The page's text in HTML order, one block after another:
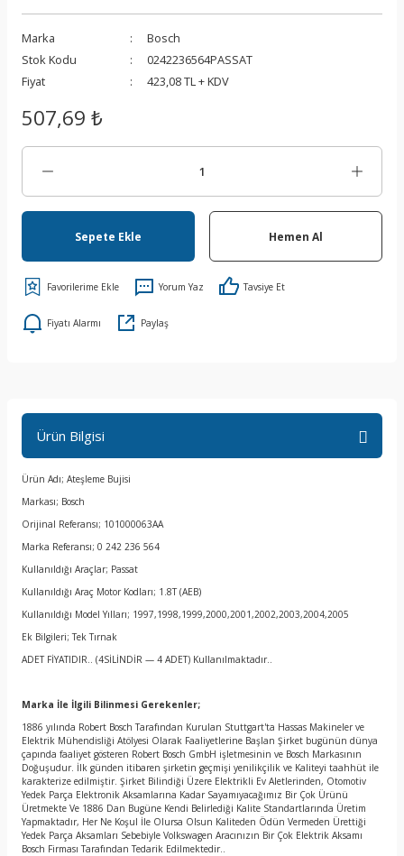
Marka
Bosch
Stok Kodu
0242236564PASSAT
Fiyat
423,08 TL + KDV
507,69 ₺
Sepete Ekle Hemen Al
Yorum Yaz Tavsiye Et
Fiyatı Alarmı Paylaş
Ürün Bilgisi
Ürün Adı; Ateşleme Bujisi
Markası; Bosch
Orijinal Referansı; 101000063AA
Marka Referansı; 0 242 236 564
Kullanıldığı Araçlar; Passat
Kullanıldığı Araç Motor Kodları; 1.8T (AEB)
Kullanıldığı Model Yılları; 1997,1998,1999,2000,2001,2002,2003,2004,2005
Ek Bilgileri; Tek Tırnak
ADET FİYATIDIR.. (4SİLİNDİR — 4 ADET) Kullanılmaktadır..
Marka İle İlgili Bilinmesi Gerekenler;
1886 yılında Robert Bosch Tarafından Kurulan Stuttgart'ta Hassas Makineler ve
Elektrik Mühendisliği Atölyesi Olarak Faaliyetlerine Başlan Şirket bugünün dünya
çapında faaliyet gösteren Robert Bosch GmbH işletmesinin ve Bosch Markasının
Doğuşudur. İlk günden itibaren şirketin geçmişi yenilikçilik ve Kaliteyi taahhüt ile
karakterize edilmiştir. Şirket Bilindiği Üzere Elektrikli Ev Aletlerinden, Otomotiv
Yedek Parça Elektronik Aksamlarına Kadar Sayamıyacağımız Bir Çok Ürünü
Üretmekte Ve 1886 Dan Bugüne Kendi Belirlediği Kalite Standartlarında Üretim
Yapmaktadır, Her Ne Koşul İle Olursa Olsun Kaliteden Ödün Vermeden Ürettiği
Yedek Parça Aksamları Sebebiyle Volkswagen Aracınızın Bir Çok Elektrik Aksamı
Bosch Firması Tarafından Tedarik Edilmektedir..